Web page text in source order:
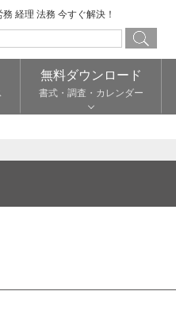
経理 法務 今すぐ解決！
無料ダウンロード
書式・調査・カレンダー